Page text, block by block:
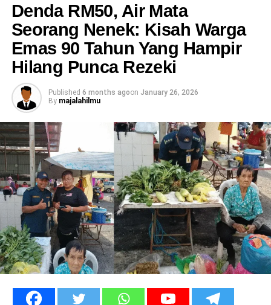
Denda RM50, Air Mata
Seorang Nenek: Kisah Warga
Emas 90 Tahun Yang Hampir
Hilang Punca Rezeki
Published 6 months agoon January 26, 2026
By majalahilmu